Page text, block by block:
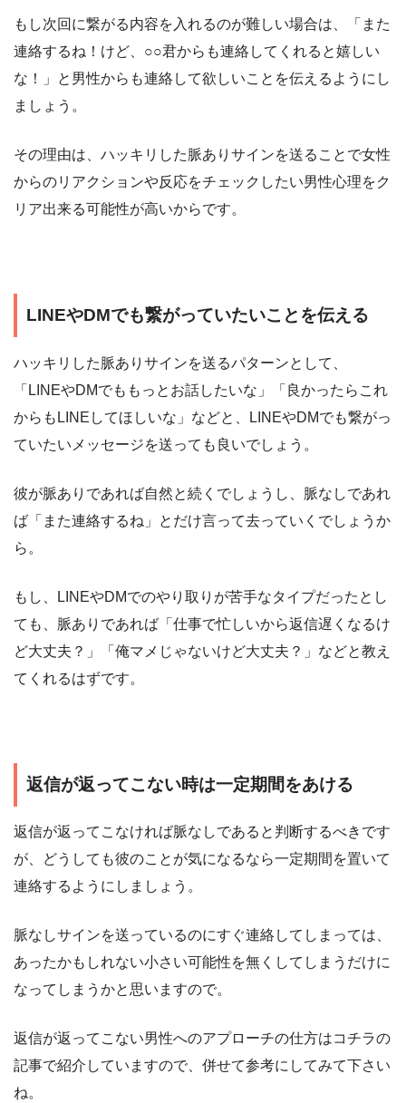
もし次回に繋がる内容を入れるのが難しい場合は、「また
連絡するね！けど、○○君からも連絡してくれると嬉しい
な！」と男性からも連絡して欲しいことを伝えるようにし
ましょう。
その理由は、ハッキリした脈ありサインを送ることで女性
からのリアクションや反応をチェックしたい男性心理をク
リア出来る可能性が高いからです。
LINEやDMでも繋がっていたいことを伝える
ハッキリした脈ありサインを送るパターンとして、
「LINEやDMでももっとお話したいな」「良かったらこれ
からもLINEしてほしいな」などと、LINEやDMでも繋がっ
ていたいメッセージを送っても良いでしょう。
彼が脈ありであれば自然と続くでしょうし、脈なしであれ
ば「また連絡するね」とだけ言って去っていくでしょうか
ら。
もし、LINEやDMでのやり取りが苦手なタイプだったとし
ても、脈ありであれば「仕事で忙しいから返信遅くなるけ
ど大丈夫？」「俺マメじゃないけど大丈夫？」などと教え
てくれるはずです。
返信が返ってこない時は一定期間をあける
返信が返ってこなければ脈なしであると判断するべきです
が、どうしても彼のことが気になるなら一定期間を置いて
連絡するようにしましょう。
脈なしサインを送っているのにすぐ連絡してしまっては、
あったかもしれない小さい可能性を無くしてしまうだけに
なってしまうかと思いますので。
返信が返ってこない男性へのアプローチの仕方はコチラの
記事で紹介していますので、併せて参考にしてみて下さい
ね。